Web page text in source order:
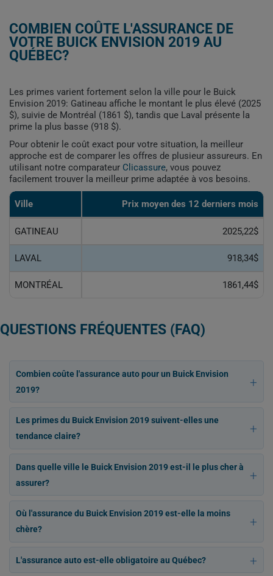
COMBIEN COÛTE L'ASSURANCE DE
VOTRE BUICK ENVISION 2019 AU
QUÉBEC?
Les primes varient fortement selon la ville pour le Buick
Envision 2019: Gatineau affiche le montant le plus élevé (2025
$), suivie de Montréal (1861 $), tandis que Laval présente la
prime la plus basse (918 $).
Pour obtenir le coût exact pour votre situation, la meilleur
approche est de comparer les offres de plusieur assureurs. En
utilisant notre comparateur Clicassure, vous pouvez
facilement trouver la meilleur prime adaptée à vos besoins.
Ville Prix ​​moyen des 12 derniers mois
GATINEAU 2025,22$
LAVAL 918,34$
MONTRÉAL 1861,44$
QUESTIONS FRÉQUENTES (FAQ)
Combien coûte l'assurance auto pour un Buick Envision
2019?
Les primes du Buick Envision 2019 suivent-elles une
tendance claire?
Dans quelle ville le Buick Envision 2019 est-il le plus cher à
assurer?
Où l'assurance du Buick Envision 2019 est-elle la moins
chère?
L'assurance auto est-elle obligatoire au Québec?